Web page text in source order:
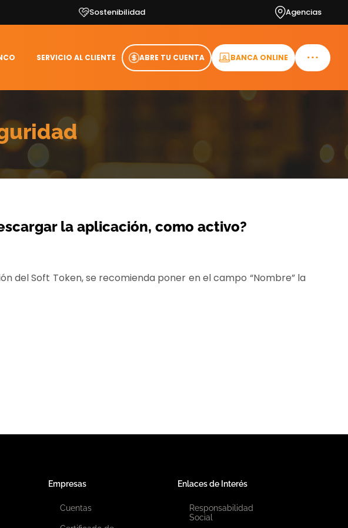
Sostenibilidad Agencias
SERVICIO AL CLIENTE ABRE TU CUENTA BANCA ONLINE
la aplicación, como activo?
del Soft Token, se recomienda poner en el campo “Nombre” la
Empresas
Cuentas
Enlaces de Interés
Responsabilidad
Social